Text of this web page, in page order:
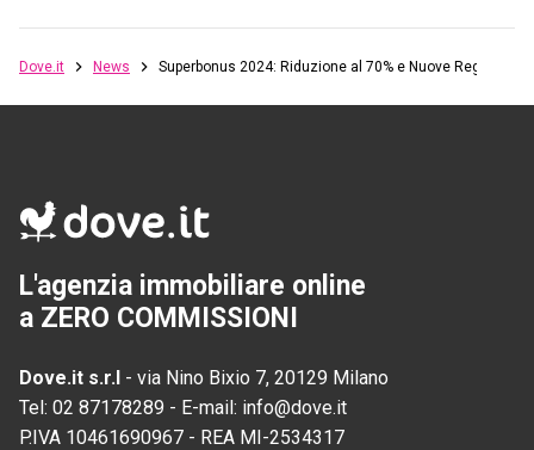
Dove.it News Superbonus 2024: Riduzione al 70% e Nuove Regole
L'agenzia immobiliare online
a ZERO COMMISSIONI
Dove.it s.r.l - via Nino Bixio 7, 20129 Milano
Tel: 02 87178289 - E-mail: info@dove.it
P.IVA 10461690967 - REA MI-2534317